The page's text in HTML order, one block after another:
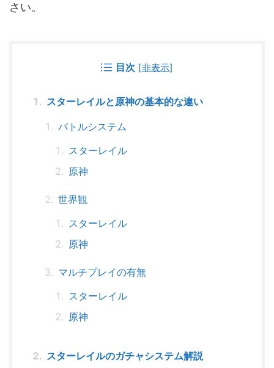
さい。
目次 [非表示]
スターレイルと原神の基本的な違い
バトルシステム
スターレイル
原神
世界観
スターレイル
原神
マルチプレイの有無
スターレイル
原神
スターレイルのガチャシステム解説